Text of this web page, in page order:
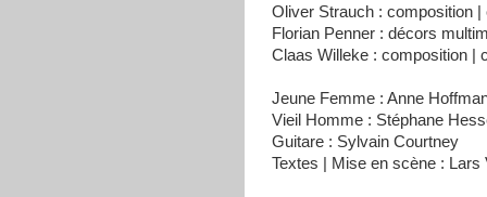
Oliver Strauch : composition
Florian Penner : décors
Claas Willeke : composition |
Jeune Femme : Anne
Vieil Homme : Stéphane
Guitare : Sylvain Courtney
Textes | Mise en scène : Lars